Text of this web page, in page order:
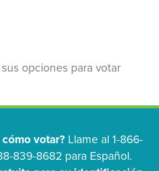
opciones para votar
votar?Llame al 1-866-
839-8682 para Español.